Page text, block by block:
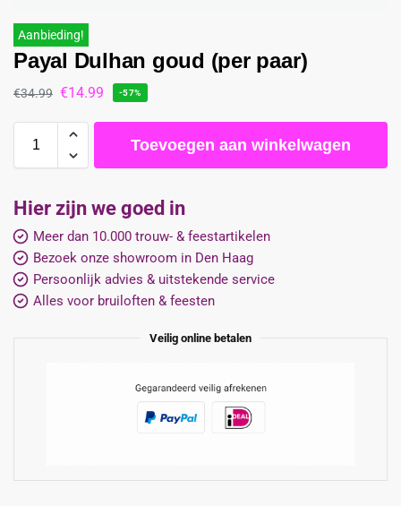
Aanbieding!
Payal Dulhan goud (per paar)
€34.99 €14.99 -57%
Toevoegen aan winkelwagen
Hier zijn we goed in
Meer dan 10.000 trouw- & feestartikelen
Bezoek onze showroom in Den Haag
Persoonlijk advies & uitstekende service
Alles voor bruiloften & feesten
Veilig online betalen